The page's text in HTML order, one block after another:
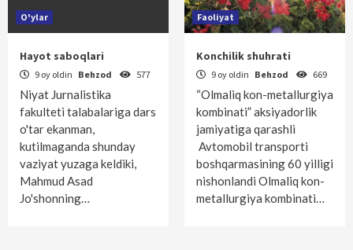
O'ylar
Hayot saboqlari
9 oy oldin Behzod 577
Niyat Jurnalistika
fakulteti talabalariga dars
o'tar ekanman,
kutilmaganda shunday
vaziyat yuzaga keldiki,
Mahmud Asad
Jo'shonning…
Faoliyat
Konchilik shuhrati
9 oy oldin Behzod 669
“Olmaliq kon-metallurgiya
kombinati” aksiyadorlik
jamiyatiga qarashli
Avtomobil transporti
boshqarmasining 60 yilligi
nishonlandi Olmaliq kon-
metallurgiya kombinati…